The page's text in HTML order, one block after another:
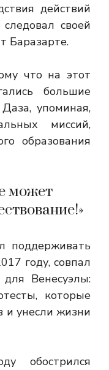
действий
своей
Баразарте.
что на этот
большие
упоминая,
миссий,
образования
может
поддерживать
году, совпал
Венесуэлы:
которые
и унесли жизни
обострился